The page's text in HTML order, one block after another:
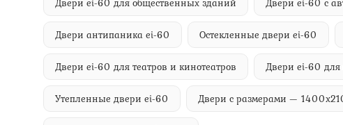
Двери ei-60 для общественных зданий Двери ei-60 с
Двери антипаника ei-60 Остекленные двери ei-60
Двери ei-60 для театров и кинотеатров Двери ei-60 для
Утепленные двери ei-60 Двери с размерами —